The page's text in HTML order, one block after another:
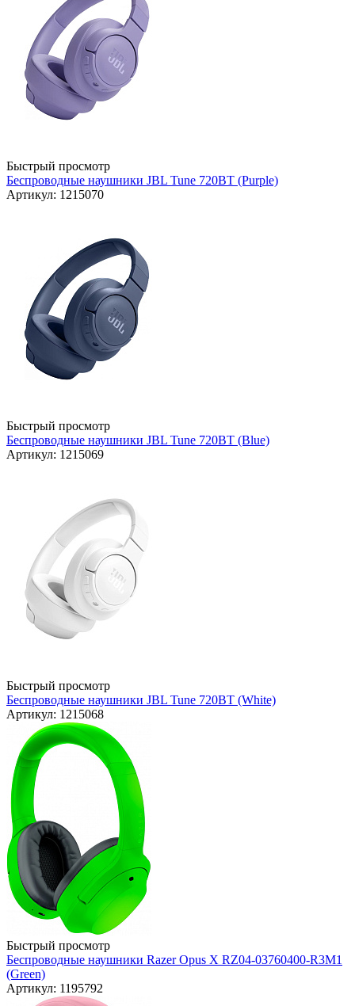
Быстрый просмотр
Беспроводные наушники JBL Tune 720BT (Purple)
Артикул: 1215070
Быстрый просмотр
Беспроводные наушники JBL Tune 720BT (Blue)
Артикул: 1215069
Быстрый просмотр
Беспроводные наушники JBL Tune 720BT (White)
Артикул: 1215068
Быстрый просмотр
Беспроводные наушники Razer Opus X RZ04-03760400-R3M1
(Green)
Артикул: 1195792